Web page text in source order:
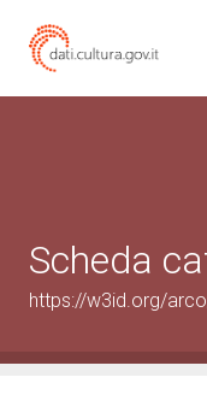
Scheda
https://w3id.org/